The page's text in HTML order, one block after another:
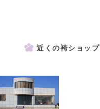
近くの袴ショップ